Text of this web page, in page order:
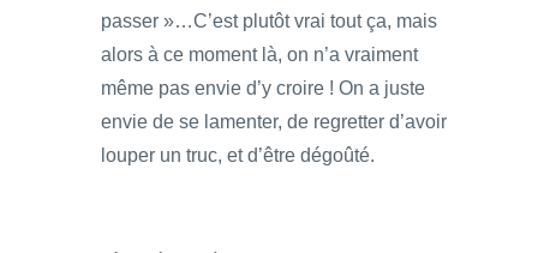
passer »…C’est plutôt vrai tout ça, mais
alors à ce moment là, on n’a vraiment
même pas envie d’y croire ! On a juste
envie de se lamenter, de regretter d’avoir
louper un truc, et d’être dégoûté.